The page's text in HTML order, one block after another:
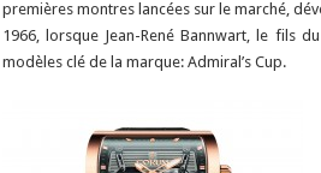
premières montres lancées sur le marché,
1966, lorsque Jean-René Bannwart, le fils
modèles clé de la marque: Admiral’s Cup.